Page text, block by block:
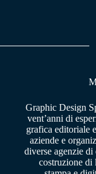
pp m
Graphic Design
vent’anni di
grafica editoriale
aziende e
diverse agenzie di
costruzione di